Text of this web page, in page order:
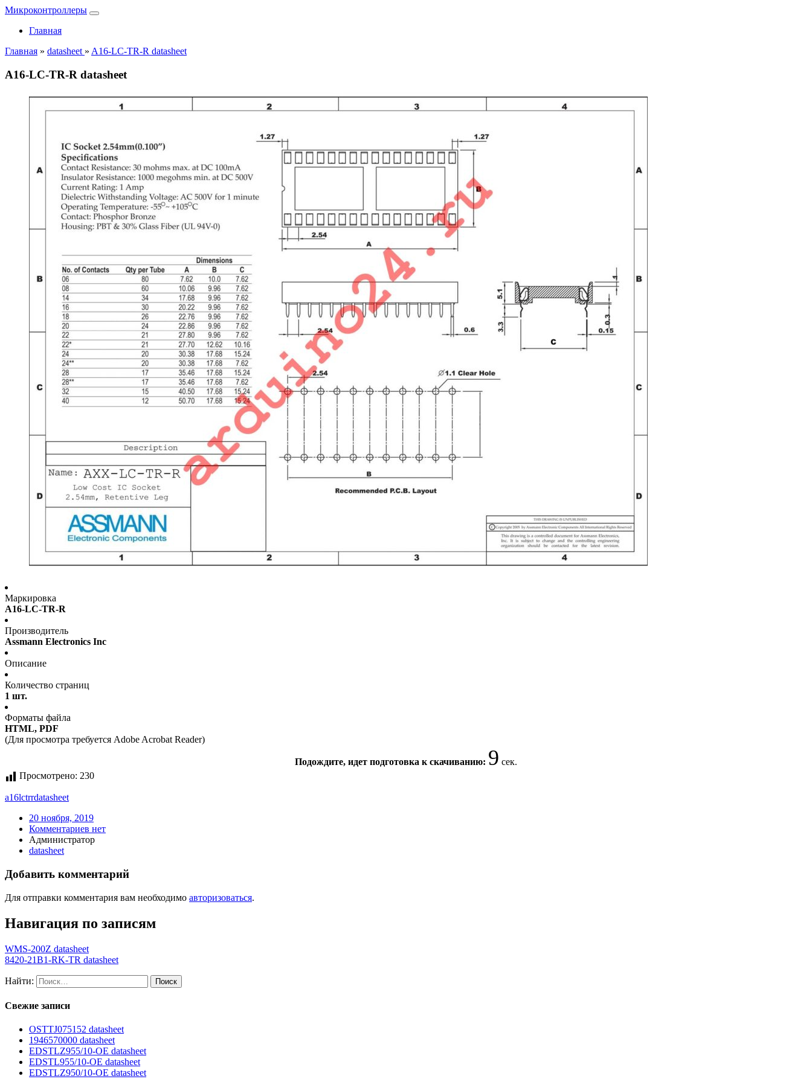
Микроконтроллеры
Главная
Главная » datasheet » A16-LC-TR-R datasheet
A16-LC-TR-R datasheet
Маркировка
A16-LC-TR-R
Производитель
Assmann Electronics Inc
Описание
Количество страниц
1 шт.
Форматы файла
HTML, PDF
(Для просмотра требуется Adobe Acrobat Reader)
Подождите, идет подготовка к скачиванию: 9 сек.
Просмотрено: 230
a16lctrrdatasheet
20 ноября, 2019
Комментариев нет
Администратор
datasheet
Добавить комментарий
Для отправки комментария вам необходимо авторизоваться.
Навигация по записям
WMS-200Z datasheet
8420-21B1-RK-TR datasheet
Найти:
Свежие записи
OSTTJ075152 datasheet
1946570000 datasheet
EDSTLZ955/10-OE datasheet
EDSTL955/10-OE datasheet
EDSTLZ950/10-OE datasheet